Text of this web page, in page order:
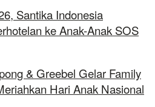
Santika Indonesia
ke Anak-Anak SOS
& Greebel Gelar Family
Hari Anak Nasional